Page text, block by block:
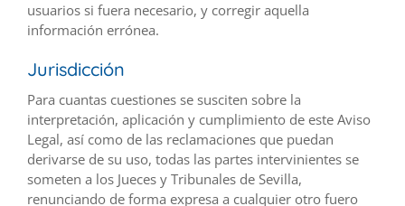
usuarios si fuera necesario, y corregir aquella
información errónea.
Jurisdicción
Para cuantas cuestiones se susciten sobre la
interpretación, aplicación y cumplimiento de este Aviso
Legal, así como de las reclamaciones que puedan
derivarse de su uso, todas las partes intervinientes se
someten a los Jueces y Tribunales de Sevilla,
renunciando de forma expresa a cualquier otro fuero